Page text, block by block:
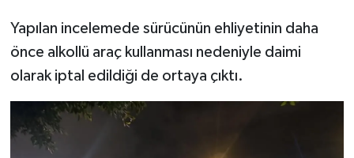
Yapılan incelemede sürücünün ehliyetinin daha
önce alkollü araç kullanması nedeniyle daimi
olarak iptal edildiği de ortaya çıktı.